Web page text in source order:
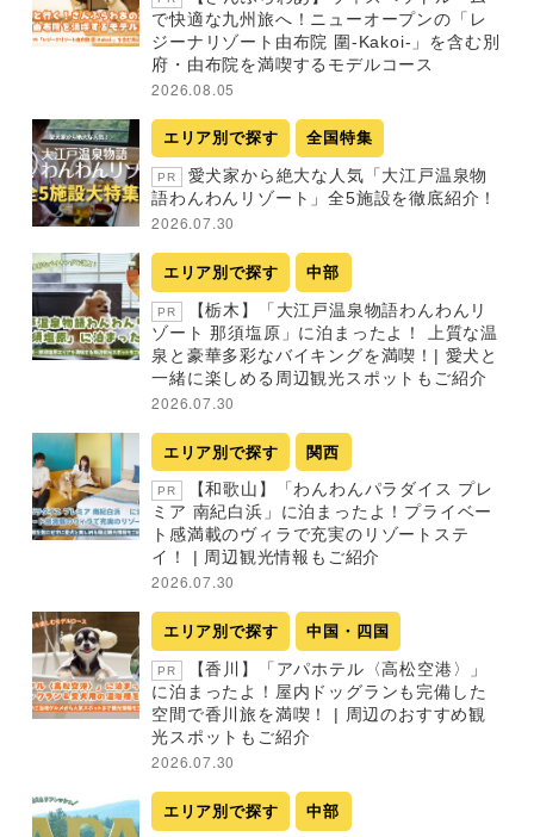
で快適な九州旅へ！ニューオープンの「レ
ジーナリゾート由布院 圍-Kakoi-」を含む別
府・由布院を満喫するモデルコース
2026.08.05
エリア別で探す 全国特集
PR
愛犬家から絶大な人気「大江戸温泉物
語わんわんリゾート」全5施設を徹底紹介！
2026.07.30
エリア別で探す 中部
PR
【栃木】「大江戸温泉物語わんわんリ
ゾート 那須塩原」に泊まったよ！ 上質な温
泉と豪華多彩なバイキングを満喫！| 愛犬と
一緒に楽しめる周辺観光スポットもご紹介
2026.07.30
エリア別で探す 関西
PR
【和歌山】「わんわんパラダイス プレ
ミア 南紀白浜」に泊まったよ！プライベー
ト感満載のヴィラで充実のリゾートステ
イ！ | 周辺観光情報もご紹介
2026.07.30
エリア別で探す 中国・四国
PR
【香川】「アパホテル〈高松空港〉」
に泊まったよ！屋内ドッグランも完備した
空間で香川旅を満喫！ | 周辺のおすすめ観
光スポットもご紹介
2026.07.30
エリア別で探す 中部